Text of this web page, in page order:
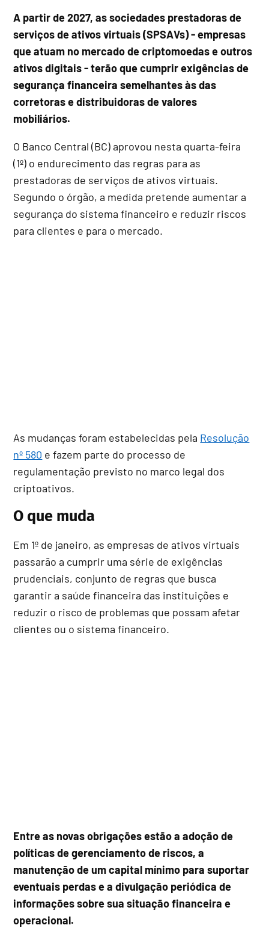
A partir de 2027, as sociedades prestadoras de
serviços de ativos virtuais (SPSAVs) - empresas
que atuam no mercado de criptomoedas e outros
ativos digitais - terão que cumprir exigências de
segurança financeira semelhantes às das
corretoras e distribuidoras de valores
mobiliários.
O Banco Central (BC) aprovou nesta quarta-feira
(1º) o endurecimento das regras para as
prestadoras de serviços de ativos virtuais.
Segundo o órgão, a medida pretende aumentar a
segurança do sistema financeiro e reduzir riscos
para clientes e para o mercado.
As mudanças foram estabelecidas pela Resolução
nº 580 e fazem parte do processo de
regulamentação previsto no marco legal dos
criptoativos.
O que muda
Em 1º de janeiro, as empresas de ativos virtuais
passarão a cumprir uma série de exigências
prudenciais, conjunto de regras que busca
garantir a saúde financeira das instituições e
reduzir o risco de problemas que possam afetar
clientes ou o sistema financeiro.
Entre as novas obrigações estão a adoção de
políticas de gerenciamento de riscos, a
manutenção de um capital mínimo para suportar
eventuais perdas e a divulgação periódica de
informações sobre sua situação financeira e
operacional.